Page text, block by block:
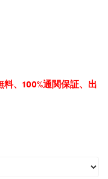
、100%通関保証、出